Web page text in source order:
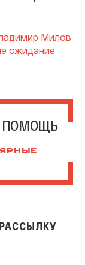
Милов
ожидание
ПОМОЩЬ